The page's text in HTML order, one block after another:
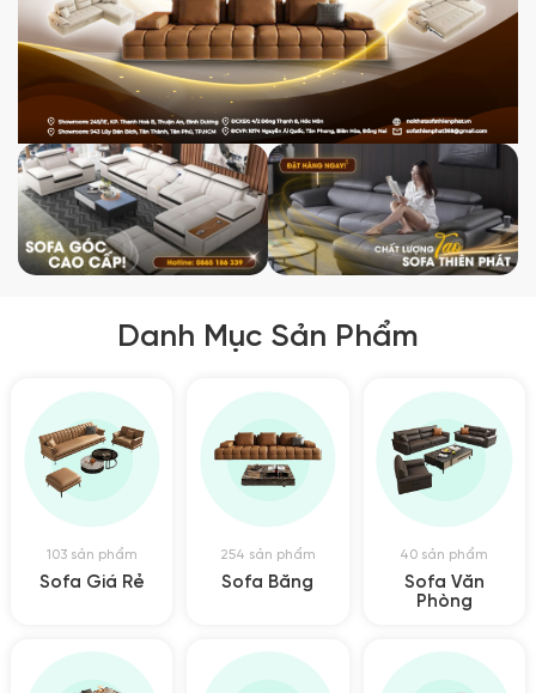
Danh Mục Sản Phẩm
103 sản phẩm
Sofa Giá Rẻ
254 sản phẩm
Sofa Băng
40 sản phẩm
Sofa Văn
Phòng